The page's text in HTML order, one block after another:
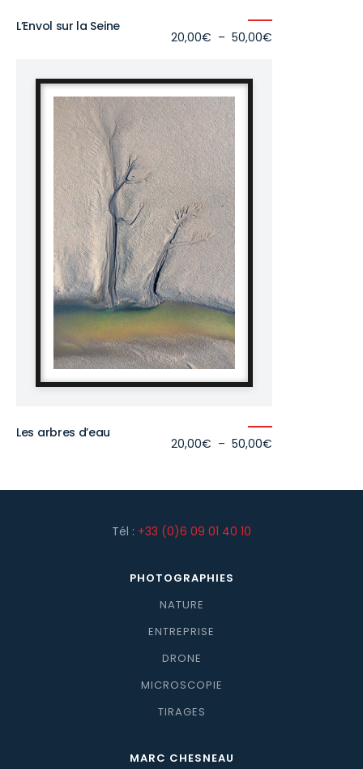
L’Envol sur la Seine
20,00€ – 50,00€
Les arbres d’eau
20,00€ – 50,00€
à
Tél : +33 (0)6 09 01 40 10
PHOTOGRAPHIES
NATURE
ENTREPRISE
DRONE
MICROSCOPIE
TIRAGES
MARC CHESNEAU